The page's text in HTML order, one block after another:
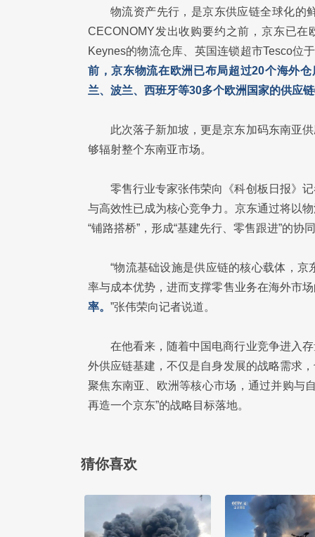
物流资产先行，是京东供应链全球化的
CECONOMY发出收购要约之前，京东已
Keynes的物流仓库、英国连锁超市Tesco位
前，京东物流在欧洲已布局超过20个海外
兰、波兰、西班牙等30多个欧洲国家的供应
此次落子新加坡，更是京东加码东南亚
够辐射整个东南亚市场。
零售行业专家张伟荣向《科创板日报》
与高效性已成为核心竞争力。京东通过将以
“铺路搭桥”，形成“基建先行、零售跟进”的协
“物流基础设施是供应链的核心载体，
率与成本优势，进而支撑零售业务在海外市
率。 ”张伟荣向记者说道。
在他看来，随着中国电商行业竞争进入
外供应链基建，不仅是自身发展的战略需求
聚焦东南亚、欧洲等核心市场，通过并购与
再造一个京东”的战略目标落地。
猜你喜欢